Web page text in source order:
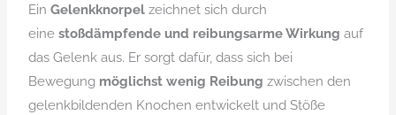
EinGelenkknorpel zeichnet sich durch
einestoßdämpfende und reibungsarme Wirkung auf
das Gelenk aus. Er sorgt dafür, dass sich bei
Bewegung möglichst wenig Reibung zwischen den
gelenkbildenden Knochen entwickelt und Stöße